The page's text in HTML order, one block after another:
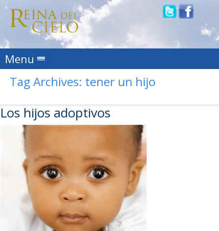
Menu Skip to content
Tag Archives: tener un hijo
Los hijos adoptivos